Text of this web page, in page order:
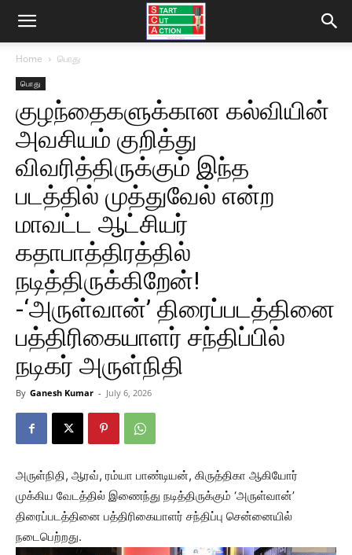
Home பொது
பொது
குழந்தைகளுக்கான கல்வியின்
அவசியம் குறித்து
விவரித்திருக்கும் இந்த
படத்தில் முத்துவேல் என்ற
மாவட்ட ஆட்சியர்
கதாபாத்திரத்தில்
நடித்திருக்கிறேன்!
-‘அருள்வான்’ திரைப்படத்தினை
பத்திரிகையாளர் சந்திப்பில்
நடிகர் அருள்நிதி
By Ganesh Kumar - July 6, 2026
அருள்நிதி, ஆரவ், ரம்யா பாண்டியன், கிருத்திகா ஆகியோர்
முக்கிய வேடத்தில் இணைந்து நடித்திருக்கும் ‘அருள்வான்’
திரைப்படத்தினை பத்திரிகையாளர் சந்திப்பு சென்னையில்
நடைபெற்றது.